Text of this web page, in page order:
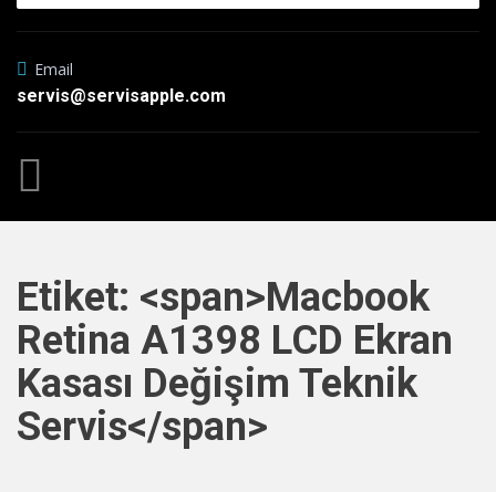
Email
servis@servisapple.com
Etiket: <span>Macbook
Retina A1398 LCD Ekran
Kasası Değişim Teknik
Servis</span>